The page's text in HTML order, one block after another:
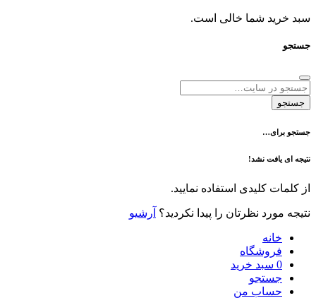
شما خالی است.
نشد!
کلیدی استفاده نمایید.
نظرتان را پیدا نکردید؟ آرشیو
سبد خرید
من